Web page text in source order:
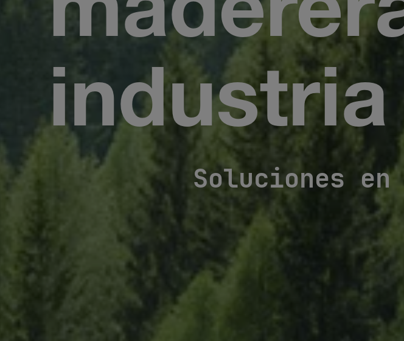
Soluciones en